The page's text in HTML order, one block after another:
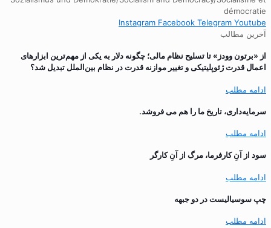
démocratie
Instagram Facebook Telegram Youtube
آخرین مطالب
از «برتون وودز» تا تسلیح نظام مالی؛ چگونه دلار به یکی از مهم‌ترین ابزارهای
اعمال قدرت ژئوپلیتیکی و تغییر موازنه قدرت در نظام بین‌الملل تبدیل شد؟
ادامه مطلب
سرمایه‌داری، تاریخ ما را هم می فروشد.
ادامه مطلب
سود از آنِ کارفرما، مرگ از آنِ کارگر
ادامه مطلب
چپ سوسیالیست در دو جبهه
ادامه مطلب